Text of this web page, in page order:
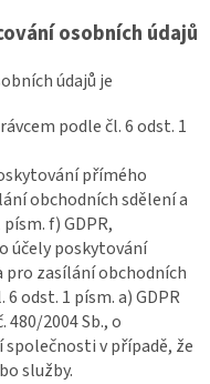
osobních údajů
údajů je
podle čl. 6 odst. 1
přímého
obchodních sdělení a
f) GDPR,
účely poskytování
zasílání obchodních
odst. 1 písm. a) GDPR
480/2004 Sb., o
v případě, že
služby.